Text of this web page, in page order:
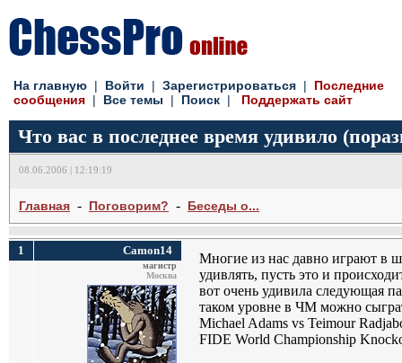
На главную | Войти | Зарегистрироваться | Последние
сообщения | Все темы | Поиск | Поддержать сайт
Что вас в последнее время удивило
08.06.2006 | 12:19:19
Главная - Поговорим? - Беседы о...
1 Camon14
магистр
Москва
Многие из нас давно играют в
удивлять, пусть это и
вот очень удивила следующая
таком уровне в ЧМ можно
Michael Adams vs Teimour
FIDE World Championship